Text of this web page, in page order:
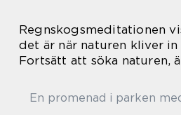
Regnskogsmeditationen
det är när naturen kliver in
Fortsätt att söka naturen,
En promenad i parken